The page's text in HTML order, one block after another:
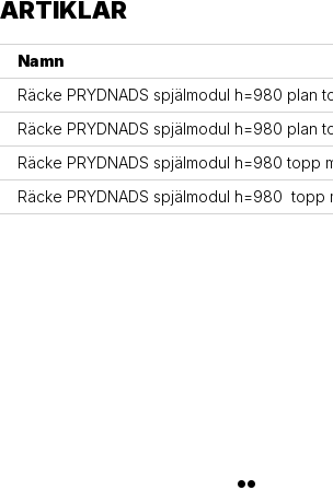
ARTIKLAR
Namn
Räcke PRYDNADS spjälmodul h=980 plan
Räcke PRYDNADS spjälmodul h=980 plan
Räcke PRYDNADS spjälmodul h=980 topp
Räcke PRYDNADS spjälmodul h=980  topp